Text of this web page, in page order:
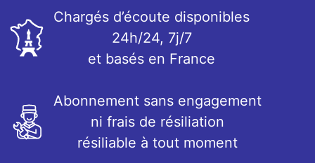
Chargés d’écoute disponibles
24h/24, 7j/7
et basés en France
Abonnement sans engagement
ni frais de résiliation
résiliable à tout moment